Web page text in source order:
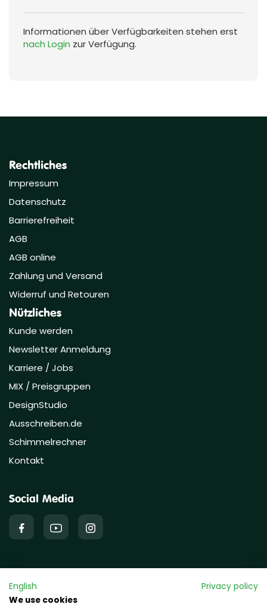
Informationen über Verfügbarkeiten stehen erst
nach Login zur Verfügung.
Rechtliches
Impressum
Datenschutz
Barrierefreiheit
AGB
AGB online
Zahlung und Versand
Widerruf und Retouren
Nützliches
Kunde werden
Newsletter Anmeldung
Karriere / Jobs
MIX / Preisgruppen
DesignStudio
Ausschreiben.de
Schimmelrechner
Kontakt
Social Media
English
Privacy policy
We use cookies